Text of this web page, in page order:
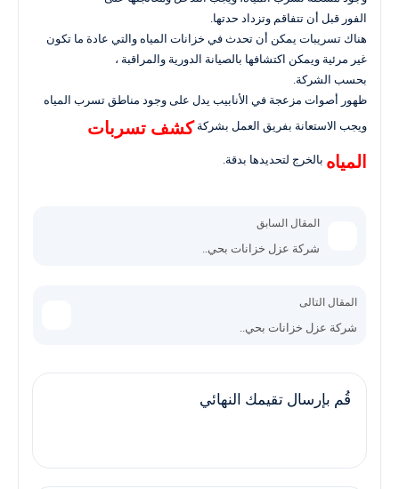
الفور قبل أن تتفاقم وتزداد حدتها.
هناك تسريبات يمكن أن تحدث في خزانات المياه والتي عادة ما تكون
غير مرئية ويمكن اكتشافها بالصيانة الدورية والمراقبة ،
بحسب الشركة.
ظهور أصوات مزعجة في الأنابيب يدل على وجود مناطق تسرب المياه
ويجب الاستعانة بفريق العمل بشركةكشف تسربات
المياه بالخرج لتحديدها بدقة.
المقال السابق
شركة عزل خزانات بحي..
المقال التالى
شركة عزل خزانات بحي..
قُم بإرسال تقيمك النهائي